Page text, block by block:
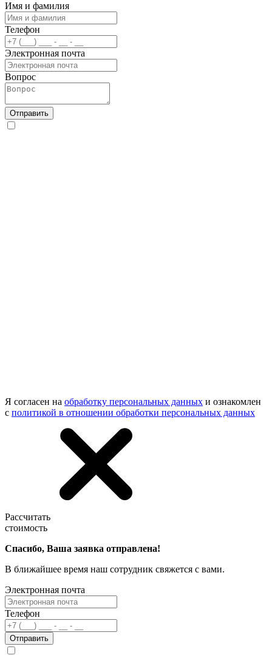
Имя и фамилия
Телефон
Электронная почта
Вопрос
Отправить
Я согласен на обработку персональных данных и ознакомлен
с политикой в отношении обработки персональных данных
Рассчитать
стоимость
Спасибо, Ваша заявка отправлена!
В ближайшее время наш сотрудник свяжется с вами.
Электронная почта
Телефон
Отправить